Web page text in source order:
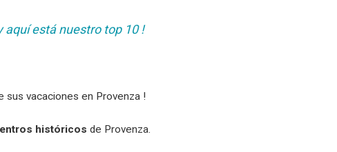
aquí está nuestro top 10 !
sus vacaciones en Provenza !
históricos de Provenza.